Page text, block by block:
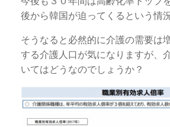
後から韓国が迫ってくるという情
そうなると必然的に介護の需要は
する介護人口が気になりますが、
いてはどうなのでしょうか？